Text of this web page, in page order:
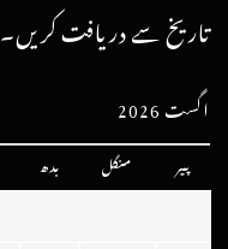
تاریخ سے دریافت کریں۔
اگست 2026
پیر منگل بدھ